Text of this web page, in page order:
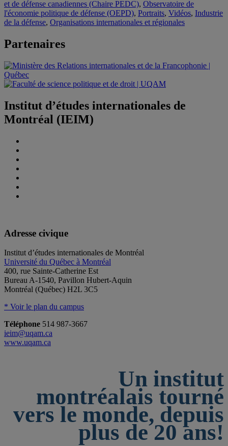
et de défense canadiennes (Chaire PEDC), Observatoire de
l'économie politique de défense (OEPD), Portraits, Vidéos, Industrie
de la défense, Organisations internationales et régionales
Partenaires
Institut d’études internationales de
Montréal (IEIM)
Adresse civique
Institut d’études internationales de Montréal
Université du Québec à Montréal
400, rue Sainte-Catherine Est
Bureau A-1540, Pavillon Hubert-Aquin
Montréal (Québec) H2L 3C5
* Voir le plan du campus
Téléphone 514 987-3667
ieim@uqam.ca
www.uqam.ca
Un institut
montréalais tourné
vers le monde, depuis
plus de 20 ans!